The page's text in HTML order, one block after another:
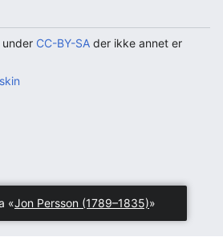
CC-BY-SA der ikke annet er
«Jon Persson (1789–1835)»